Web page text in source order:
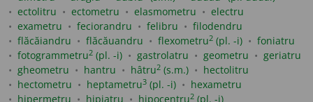
ectolitru
ectometru elasmometru
electru
exametru
feciorandru felibru
filodendru
flăcăiandru
flăcăuandru flexometru2 (pl. -i)
foniatru
fotogrammetru2 (pl. -i) gastrolatru geometru
geriatru
gheometru
hantru hâtru2 (s.m.)
hectolitru
hectometru
heptametru3 (pl. -i)
hexametru
hipermetru
hipiatru hipocentru2 (pl. -i)